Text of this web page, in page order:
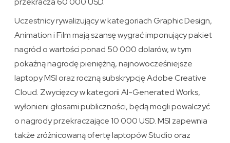
Uczestnicy rywalizujący w kategoriach Graphic Design,
Animation i Film mają szansę wygrać imponujący pakiet
nagród o wartości ponad 50 000 dolarów, w tym
pokaźną nagrodę pieniężną, najnowocześniejsze
laptopy MSI oraz roczną subskrypcję Adobe Creative
Cloud. Zwycięzcy w kategorii AI-Generated Works,
wyłonieni głosami publiczności, będą mogli powalczyć
o nagrody przekraczające 10 000 USD. MSI zapewnia
także zróżnicowaną ofertę laptopów Studio oraz